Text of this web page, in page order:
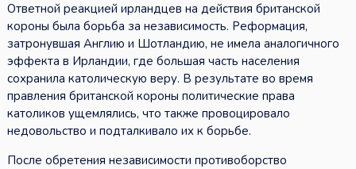
Ответной реакцией ирландцев на действия британской
короны была борьба за независимость. Реформация,
затронувшая Англию и Шотландию, не имела аналогичного
эффекта в Ирландии, где большая часть населения
сохранила католическую веру. В результате во время
правления британской короны политические права
католиков ущемлялись, что также провоцировало
недовольство и подталкивало их к борьбе.
После обретения независимости противоборство